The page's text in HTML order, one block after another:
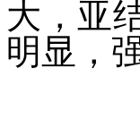
大，亚
明显，